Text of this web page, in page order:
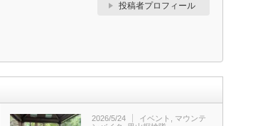
投稿者プロフィール
2026/5/24 イベント
マウンテ